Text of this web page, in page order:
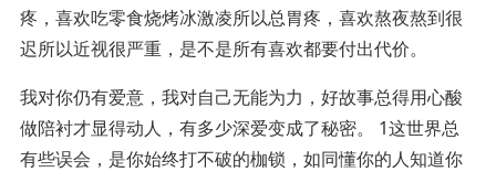
疼，喜欢吃零食烧烤冰激凌所以总胃疼，喜欢熬夜熬到很
迟所以近视很严重，是不是所有喜欢都要付出代价。
我对你仍有爱意，我对自己无能为力，好故事总得用心酸
做陪衬才显得动人，有多少深爱变成了秘密。 1这世界总
有些误会，是你始终打不破的枷锁，如同懂你的人知道你